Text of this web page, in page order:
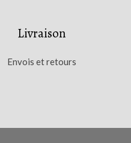
Livraison
Envois et retours